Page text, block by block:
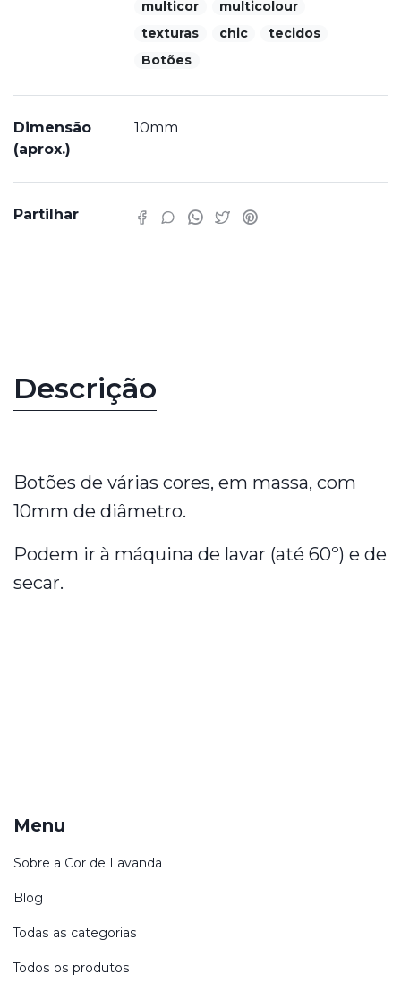
multicor
multicolour
texturas
chic
tecidos
Botões
Dimensão
(aprox.)
10mm
Partilhar
Descrição
Botões de várias cores, em massa, com
10mm de diâmetro.
Podem ir à máquina de lavar (até 60º) e de
secar.
Menu
Sobre a Cor de Lavanda
Blog
Todas as categorias
Todos os produtos